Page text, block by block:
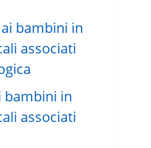
bambini in
associati